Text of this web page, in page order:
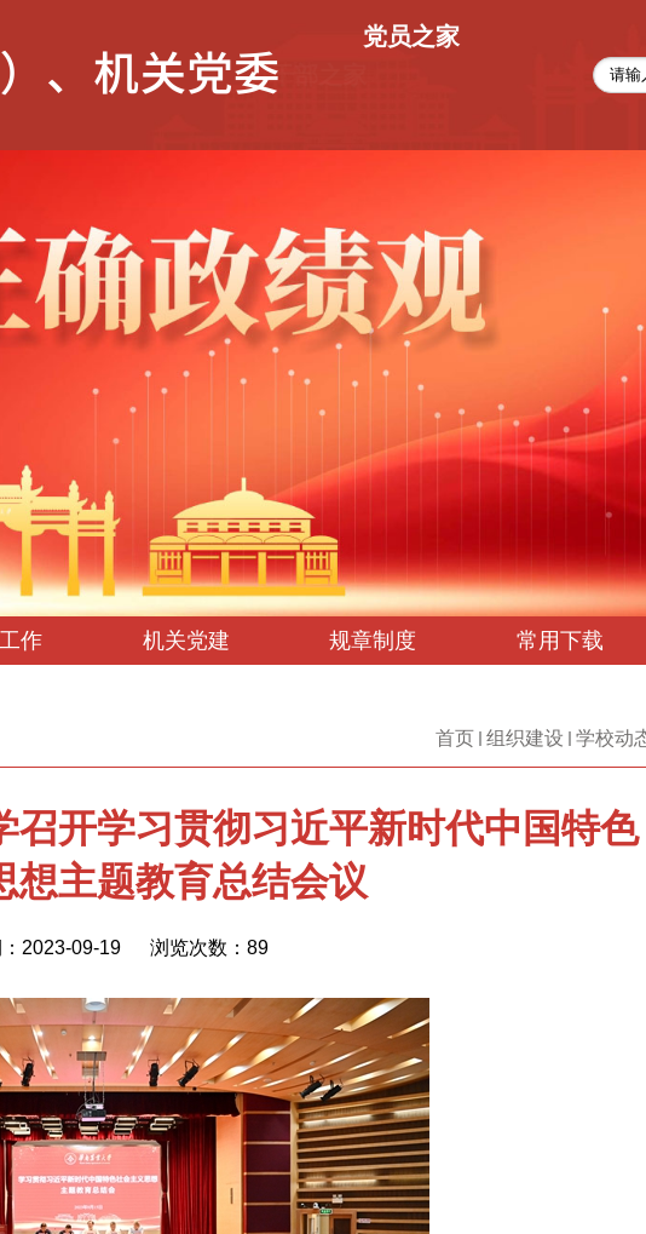
党员之家
作 机关党建 规章制度 常用下载
首页 组织建设 学校动
召开学习贯彻习近平新时代中国特色
想主题教育总结会议
2023-09-19 浏览次数： 89